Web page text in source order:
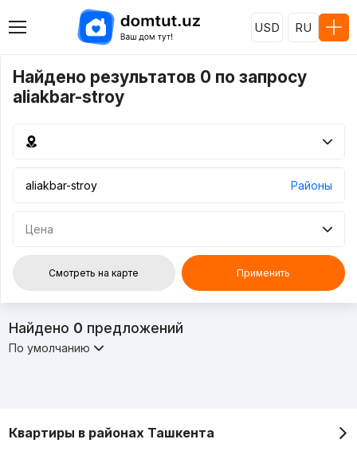
USD RU
Найдено результатов 0 по запросу
aliakbar-stroy
Районы
Цена
Смотреть на карте Применить
Найдено 0 предложений
По умолчанию
Квартиры в районах Ташкента